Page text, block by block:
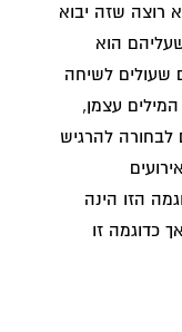
רוצה שזה יבוא
הוא
שעולים לשיחה
עצמן,
לבחורה להרגיש
הזו הינה
כדוגמה זו